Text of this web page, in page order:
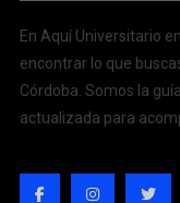
En Aquí Universitario
encontrar lo que
Córdoba. Somos la
actualizada para